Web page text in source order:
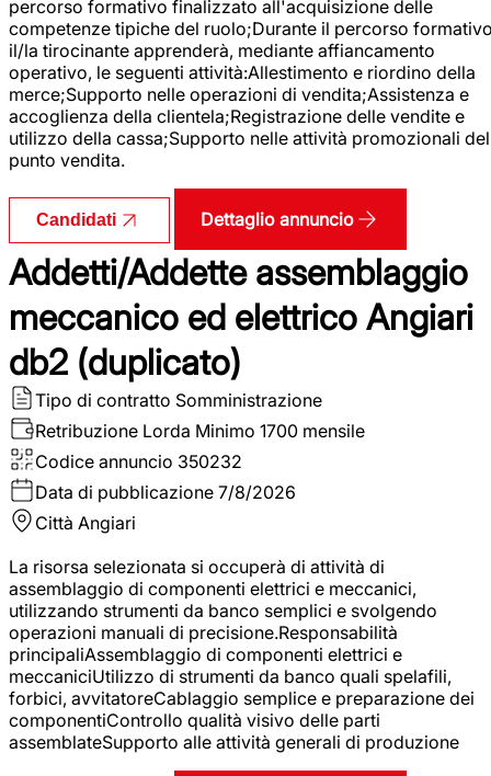
percorso formativo finalizzato all'acquisizione delle
competenze tipiche del ruolo;Durante il percorso
il/la tirocinante apprenderà, mediante affiancamento
operativo, le seguenti attività:Allestimento e riordino della
merce;Supporto nelle operazioni di vendita;Assistenza e
accoglienza della clientela;Registrazione delle vendite e
utilizzo della cassa;Supporto nelle attività promozionali del
punto vendita.
Candidati Dettaglio annuncio
Addetti/Addette assemblaggio
meccanico ed elettrico Angiari
db2 (duplicato)
Tipo di contratto Somministrazione
Retribuzione Lorda Minimo 1700 mensile
Codice annuncio 350232
Data di pubblicazione 7/8/2026
Città Angiari
La risorsa selezionata si occuperà di attività di
assemblaggio di componenti elettrici e meccanici,
utilizzando strumenti da banco semplici e svolgendo
operazioni manuali di precisione.Responsabilità
principaliAssemblaggio di componenti elettrici e
meccaniciUtilizzo di strumenti da banco quali spelafili,
forbici, avvitatoreCablaggio semplice e preparazione dei
componentiControllo qualità visivo delle parti
assemblateSupporto alle attività generali di produzione